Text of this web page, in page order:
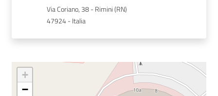
Bandi
Concorsi
Via Coriano, 38 - Rimini (RN)
47924 - Italia
+
−